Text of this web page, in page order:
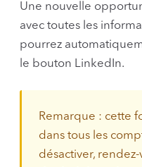
Une nouvelle
avec toutes les
pourrez
le bouton LinkedIn.
Remarque : cette
dans tous les
désactiver,